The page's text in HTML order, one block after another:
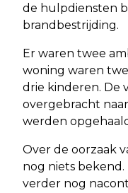
de hulpdiensten
brandbestrijding.
Er waren twee
woning waren
drie kinderen. De
overgebracht
werden
Over de oorzaak
nog niets
verder nog